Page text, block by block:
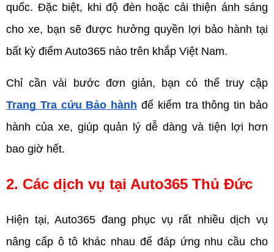
quốc. Đặc biệt, khi độ đèn hoặc cải thiện ánh sáng
cho xe, bạn sẽ được hưởng quyền lợi bảo hành tại
bất kỳ điểm Auto365 nào trên khắp Việt Nam.
Trang Tra cứu Bảo hành để kiểm tra thông tin bảo
hành của xe, giúp quản lý dễ dàng và tiện lợi hơn
bao giờ hết.
2. Các dịch vụ tại Auto365 Thủ Đức
Hiện tại, Auto365 đang phục vụ rất nhiều dịch vụ
nâng cấp ô tô khác nhau để đáp ứng nhu cầu cho